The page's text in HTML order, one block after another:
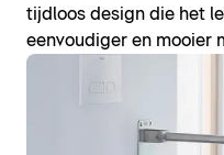
tijdloos design die het
eenvoudiger en mooier